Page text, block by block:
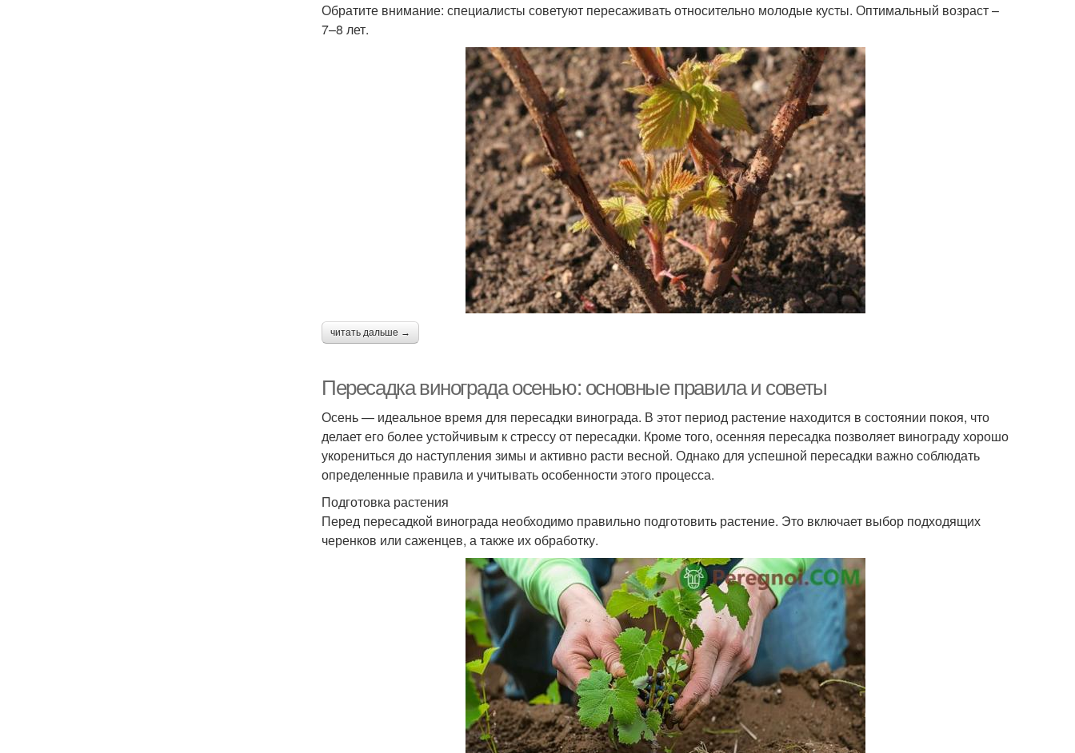
Обратите внимание: специалисты советуют пересаживать относительно молодые кусты. Оптимальный возраст –
7–8 лет.
читать дальше →
Пересадка винограда осенью: основные правила и советы
Осень — идеальное время для пересадки винограда. В этот период растение находится в состоянии покоя, что
делает его более устойчивым к стрессу от пересадки. Кроме того, осенняя пересадка позволяет винограду хорошо
укорениться до наступления зимы и активно расти весной. Однако для успешной пересадки важно соблюдать
определенные правила и учитывать особенности этого процесса.
Подготовка растения
Перед пересадкой винограда необходимо правильно подготовить растение. Это включает выбор подходящих
черенков или саженцев, а также их обработку.